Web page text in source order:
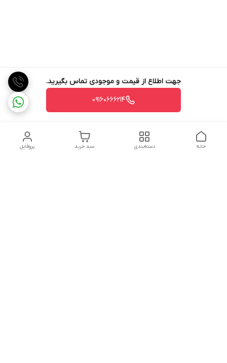
جهت اطلاع از قیمت و موجودی تماس بگیرید.
09160666214
پروفایل سبد خرید دسته‌بندی خانه